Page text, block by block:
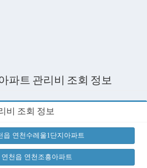
파트 관리비 조회 정보
비 조회 정보
읍 연천수레울1단지아파트
연천읍 연천조흥아파트